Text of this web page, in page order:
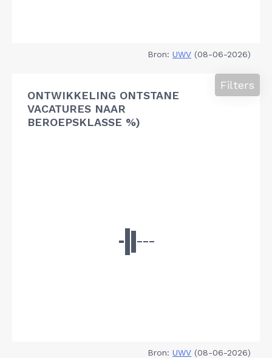
Bron: UWV (08-06-2026)
ONTWIKKELING ONTSTANE
VACATURES NAAR
BEROEPSKLASSE %)
Filters
Bron: UWV (08-06-2026)